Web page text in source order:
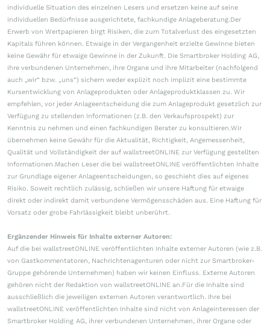
individuelle Situation des einzelnen Lesers und ersetzen keine auf seine
individuellen Bedürfnisse ausgerichtete, fachkundige Anlageberatung.Der
Erwerb von Wertpapieren birgt Risiken, die zum Totalverlust des eingesetzten
Kapitals führen können. Etwaige in der Vergangenheit erzielte Gewinne bieten
keine Gewähr für etwaige Gewinne in der Zukunft. Die Smartbroker Holding AG,
ihre verbundenen Unternehmen, ihre Organe und ihre Mitarbeiter (nachfolgend
auch „wir“ bzw. „uns“) sichern weder explizit noch implizit eine bestimmte
Kursentwicklung von Anlageprodukten oder Anlageproduktklassen zu. Wir
empfehlen, vor jeder Anlageentscheidung die zum Anlageprodukt gesetzlich zur
Verfügung zu stellenden Informationen (z.B. den Verkaufsprospekt) zur
Kenntnis zu nehmen und einen fachkundigen Berater zu konsultieren.Wir
übernehmen keine Gewähr für die Aktualität, Richtigkeit, Angemessenheit,
Qualität und Vollständigkeit der auf wallstreetONLINE zur Verfügung gestellten
Informationen.Machen Leser die bei wallstreetONLINE veröffentlichten Inhalte
zur Grundlage eigener Anlageentscheidungen, so geschieht dies auf eigenes
Risiko. Soweit rechtlich zulässig, schließen wir unsere Haftung für etwaige
direkt oder indirekt damit verbundene Vermögensschäden aus. Eine Haftung für
Vorsatz oder grobe Fahrlässigkeit bleibt unberührt.
Ergänzender Hinweis für Inhalte externer Autoren:
Auf die bei wallstreetONLINE veröffentlichten Inhalte externer Autoren (wie z.B.
von Gastkommentatoren, Nachrichtenagenturen oder nicht zur Smartbroker-
Gruppe gehörende Unternehmen) haben wir keinen Einfluss. Externe Autoren
gehören nicht der Redaktion von wallstreetONLINE an.Für die Inhalte sind
ausschließlich die jeweiligen externen Autoren verantwortlich. Ihre bei
wallstreetONLINE veröffentlichten Inhalte sind nicht von Anlageinteressen der
Smartbroker Holding AG, ihrer verbundenen Unternehmen, ihrer Organe oder